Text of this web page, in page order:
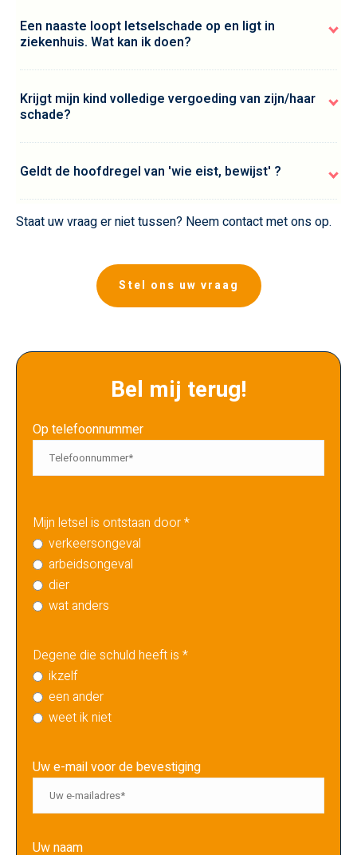
Een naaste loopt letselschade op en ligt in
ziekenhuis. Wat kan ik doen?
Krijgt mijn kind volledige vergoeding van zijn/haar
schade?
Geldt de hoofdregel van 'wie eist, bewijst' ?
Staat uw vraag er niet tussen? Neem contact met ons op.
Stel ons uw vraag
Bel mij terug!
Op telefoonnummer
Mijn letsel is ontstaan door *
verkeersongeval
arbeidsongeval
dier
wat anders
Degene die schuld heeft is *
ikzelf
een ander
weet ik niet
Uw e-mail voor de bevestiging
Uw naam